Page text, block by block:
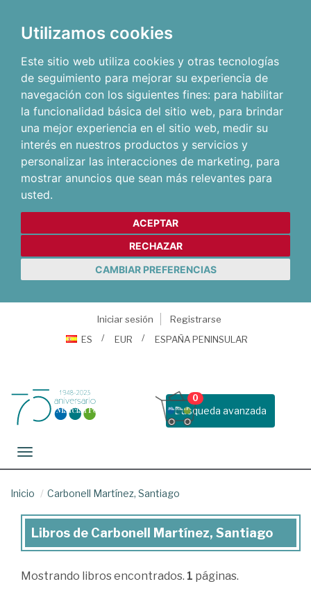
Utilizamos cookies
Este sitio web utiliza cookies y otras tecnologías
de seguimiento para mejorar su experiencia de
navegación con los siguientes fines: para habilitar
la funcionalidad básica del sitio web, para brindar
una mejor experiencia en el sitio web, medir su
interés en nuestros productos y servicios y
personalizar las interacciones de marketing, para
mostrar anuncios que sean más relevantes para
usted.
ACEPTAR
RECHAZAR
CAMBIAR PREFERENCIAS
Iniciar sesión
Registrarse
ES
EUR ESPAÑA PENINSULAR
Busqueda avanzada
0
Toggle navigation
Inicio Carbonell Martínez, Santiago
Libros
Carbonell
Libros de Carbonell Martínez, Santiago
Mostrando libros encontrados. 1 páginas.